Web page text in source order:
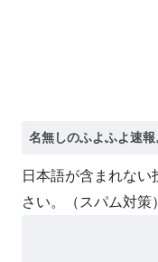
日本語が含まれな
さい。（スパム対策）